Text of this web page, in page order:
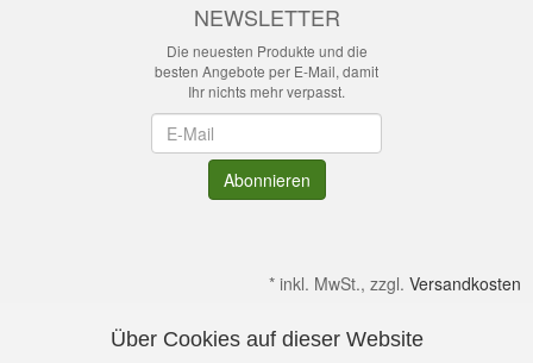
NEWSLETTER
Die neuesten Produkte und die
besten Angebote per E-Mail, damit
Ihr nichts mehr verpasst.
Abonnieren
* inkl. MwSt., zzgl. Versandkosten
Über Cookies auf dieser Website